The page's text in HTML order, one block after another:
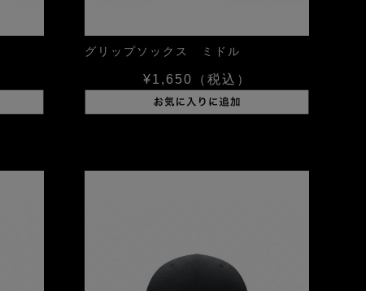
グリップソックス ミドル
¥1,650 （税込）